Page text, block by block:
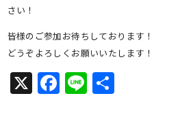
さい！
皆様のご参加お待ちしております！
どうぞよろしくお願いいたします！
X Facebook
Line共